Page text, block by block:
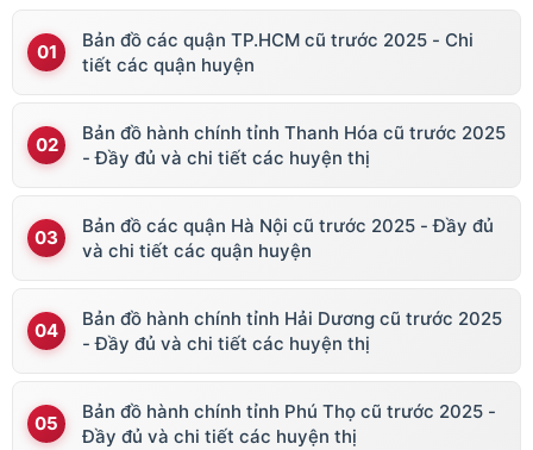
Bản đồ các quận TP.HCM cũ trước 2025 - Chi
tiết các quận huyện
Bản đồ hành chính tỉnh Thanh Hóa cũ trước 2025
- Đầy đủ và chi tiết các huyện thị
Bản đồ các quận Hà Nội cũ trước 2025 - Đầy đủ
và chi tiết các quận huyện
Bản đồ hành chính tỉnh Hải Dương cũ trước 2025
- Đầy đủ và chi tiết các huyện thị
Bản đồ hành chính tỉnh Phú Thọ cũ trước 2025 -
Đầy đủ và chi tiết các huyện thị